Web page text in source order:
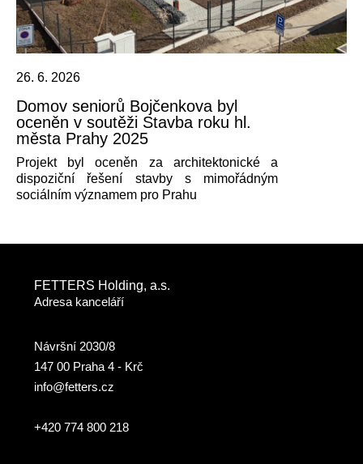
26. 6. 2026
Domov seniorů Bojčenkova byl
oceněn v soutěži Stavba roku hl.
města Prahy 2025
Projekt byl oceněn za architektonické a
dispoziční řešení stavby s mimořádným
sociálním významem pro Prahu
FETTERS Holding, a.s.
Adresa kanceláří
Návršní 2030/8
147 00 Praha 4 - Krč
info@fetters.cz
+420 774 800 218